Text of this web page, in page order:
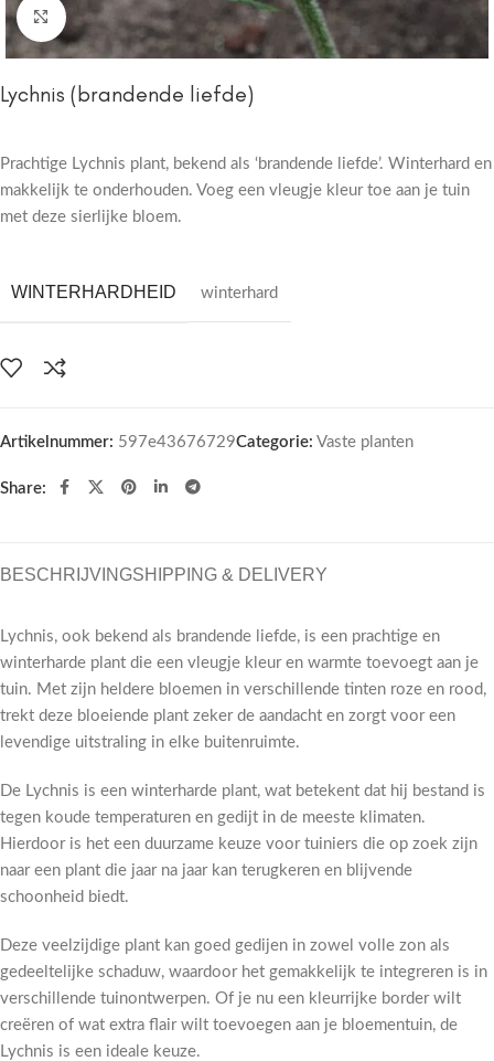
Click to enlarge
Lychnis (brandende liefde)
Prachtige Lychnis plant, bekend als ‘brandende liefde’. Winterhard en
makkelijk te onderhouden. Voeg een vleugje kleur toe aan je tuin
met deze sierlijke bloem.
WINTERHARDHEID winterhard
Artikelnummer: 597e43676729Categorie: Vaste planten
Share:
BESCHRIJVINGSHIPPING & DELIVERY
Lychnis, ook bekend als brandende liefde, is een prachtige en
winterharde plant die een vleugje kleur en warmte toevoegt aan je
tuin. Met zijn heldere bloemen in verschillende tinten roze en rood,
trekt deze bloeiende plant zeker de aandacht en zorgt voor een
levendige uitstraling in elke buitenruimte.
De Lychnis is een winterharde plant, wat betekent dat hij bestand is
tegen koude temperaturen en gedijt in de meeste klimaten.
Hierdoor is het een duurzame keuze voor tuiniers die op zoek zijn
naar een plant die jaar na jaar kan terugkeren en blijvende
schoonheid biedt.
Deze veelzijdige plant kan goed gedijen in zowel volle zon als
gedeeltelijke schaduw, waardoor het gemakkelijk te integreren is in
verschillende tuinontwerpen. Of je nu een kleurrijke border wilt
creëren of wat extra flair wilt toevoegen aan je bloementuin, de
Lychnis is een ideale keuze.